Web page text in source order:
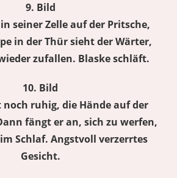
9. Bild
seiner Zelle auf der Pritsche,
in der Thür sieht der Wärter,
zufallen. Blaske schläft.
10. Bild
noch ruhig, die Hände auf der
fängt er an, sich zu werfen,
Schlaf. Angstvoll verzerrtes
Gesicht.